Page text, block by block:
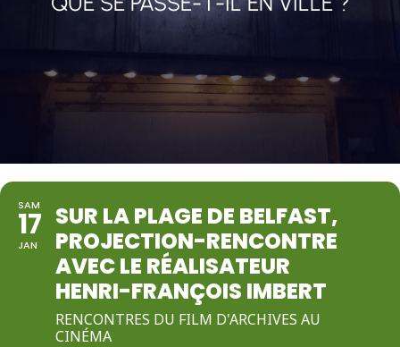
SAM
17
JAN
SUR LA PLAGE DE BELFAST,
PROJECTION-RENCONTRE
AVEC LE RÉALISATEUR
HENRI-FRANÇOIS IMBERT
RENCONTRES DU FILM D'ARCHIVES AU
CINÉMA